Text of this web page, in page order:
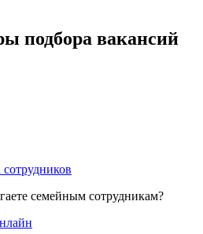
подбора вакансий
семейным сотрудникам?